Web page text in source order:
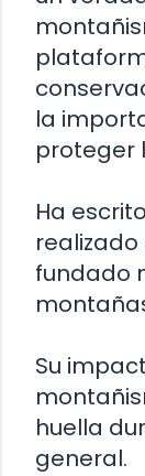
la
proteger
Ha
fundado
Su
huella
general.